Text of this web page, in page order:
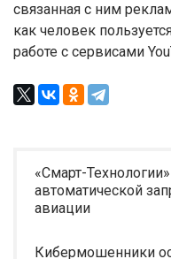
связанная с ним
как человек
работе с сервисами
«Смарт-
автоматической
авиации
Кибермошенники